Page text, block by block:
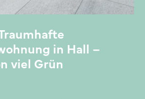
in Hall –
viel Grün